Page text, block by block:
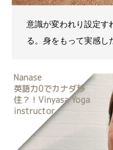
意識が変われり設定す
る。身をもって実感し
Nanase
英語力0でカナダ移
住？！Vinyasa Yoga
instructor